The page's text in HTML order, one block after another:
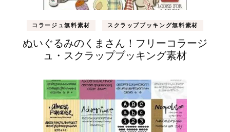
コラージュ無料素材 スクラップブッキング無料素材
ぬいぐるみのくまさん！フリーコラージ
ュ・スクラップブッキング素材